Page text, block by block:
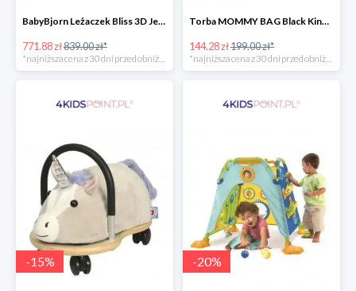
BabyBjorn Leżaczek Bliss 3D Jersey
771.88 zł839.00 zł*
Torba MOMMY BAG Black Kinderkraft
144.28 zł199.00 zł*
-15% -20%